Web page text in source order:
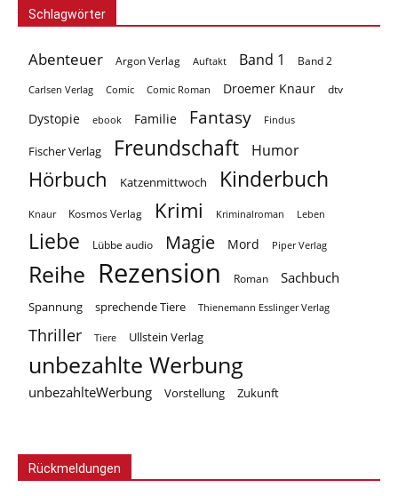
Schlagwörter
Abenteuer Argon Verlag Auftakt Band 1 Band 2
Carlsen Verlag Comic Comic Roman Droemer Knaur dtv
Dystopie ebook Familie Fantasy Findus
Fischer Verlag Freundschaft Humor
Hörbuch Katzenmittwoch Kinderbuch
Knaur Kosmos Verlag Krimi Kriminalroman Leben
Liebe Lübbe audio Magie Mord Piper Verlag
Reihe Rezension Roman Sachbuch
Spannung sprechende Tiere Thienemann Esslinger Verlag
Thriller Tiere Ullstein Verlag
unbezahlte Werbung
unbezahlteWerbung Vorstellung Zukunft
Rückmeldungen